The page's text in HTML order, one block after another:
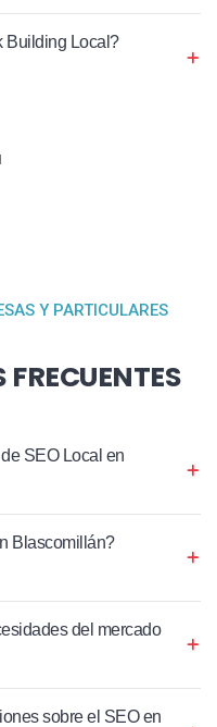
Building Local?
Y PARTICULARES
SEO Local en
Blascomillán?
del mercado
sobre el SEO en